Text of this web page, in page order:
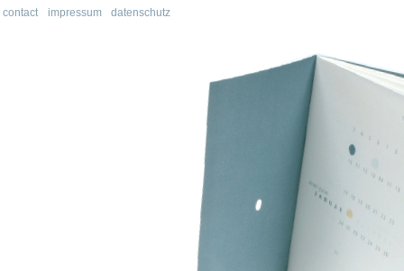
contact impressum datenschutz